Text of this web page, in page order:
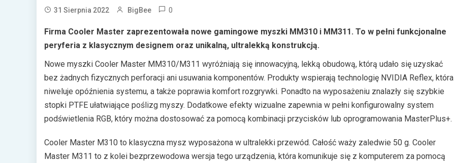
31 Sierpnia 2022 BigBee 0
Firma Cooler Master zaprezentowała nowe gamingowe myszki MM310 i MM311. To w pełni funkcjonalne
peryferia z klasycznym designem oraz unikalną, ultralekką konstrukcją.
Nowe myszki Cooler Master MM310/M311 wyróżniają się innowacyjną, lekką obudową, którą udało się uzyskać
bez żadnych fizycznych perforacji ani usuwania komponentów. Produkty wspierają technologię NVIDIA Reflex, która
niweluje opóźnienia systemu, a także poprawia komfort rozgrywki. Ponadto na wyposażeniu znalazły się szybkie
stopki PTFE ułatwiające poślizg myszy. Dodatkowe efekty wizualne zapewnia w pełni konfigurowalny system
podświetlenia RGB, który można dostosować za pomocą kombinacji przycisków lub oprogramowania MasterPlus+.
Cooler Master M310 to klasyczna mysz wyposażona w ultralekki przewód. Całość waży zaledwie 50 g. Cooler
Master M311 to z kolei bezprzewodowa wersja tego urządzenia, która komunikuje się z komputerem za pomocą